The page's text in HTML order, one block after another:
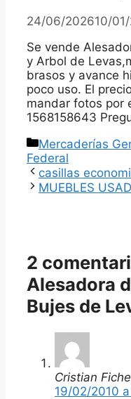
24/06/202610/
Se vende
y Arbol de
brasos y avance
poco uso. El
mandar fotos por
1568158643
Categorías
Mercaderías
Federal
casillas
MUEBLES
2
Alesadora
Bujes de
Cristian
19/02/2010